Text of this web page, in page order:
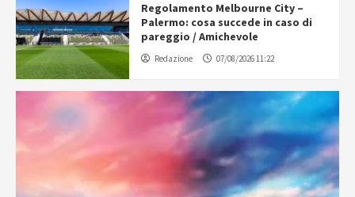
Regolamento Melbourne City –
Palermo: cosa succede in caso di
pareggio / Amichevole
Redazione 07/08/2026 11:22